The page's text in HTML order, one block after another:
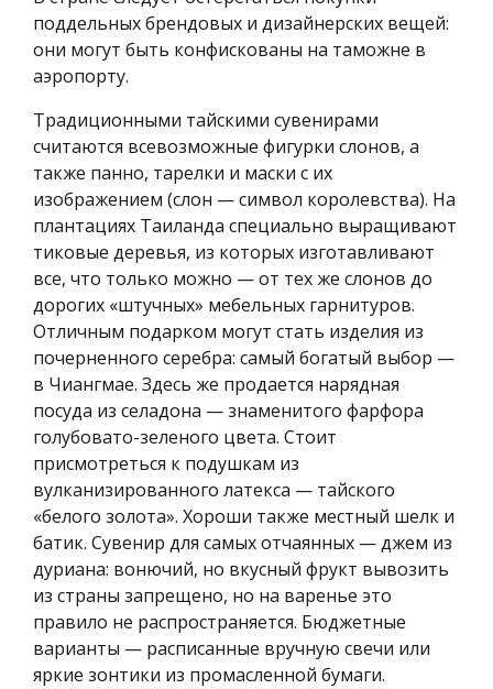
поддельных брендовых и дизайнерских вещей:
они могут быть конфискованы на таможне в
аэропорту.
Традиционными тайскими сувенирами
считаются всевозможные фигурки слонов, а
также панно, тарелки и маски с их
изображением (слон — символ королевства). На
плантациях Таиланда специально выращивают
тиковые деревья, из которых изготавливают
все, что только можно — от тех же слонов до
дорогих «штучных» мебельных гарнитуров.
Отличным подарком могут стать изделия из
почерненного серебра: самый богатый выбор —
в Чиангмае. Здесь же продается нарядная
посуда из селадона — знаменитого фарфора
голубовато-зеленого цвета. Стоит
присмотреться к подушкам из
вулканизированного латекса — тайского
«белого золота». Хороши также местный шелк и
батик. Сувенир для самых отчаянных — джем из
дуриана: вонючий, но вкусный фрукт вывозить
из страны запрещено, но на варенье это
правило не распространяется. Бюджетные
варианты — расписанные вручную свечи или
яркие зонтики из промасленной бумаги.